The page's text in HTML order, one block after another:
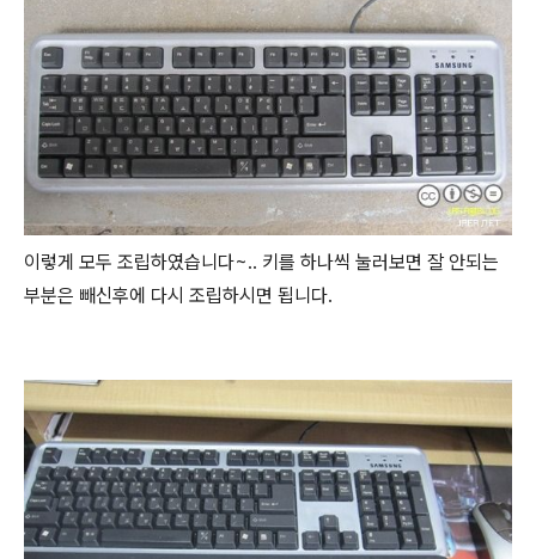
이렇게 모두 조립하였습니다~.. 키를 하나씩 눌러보면 잘 안되는
부분은 빼신후에 다시 조립하시면 됩니다.